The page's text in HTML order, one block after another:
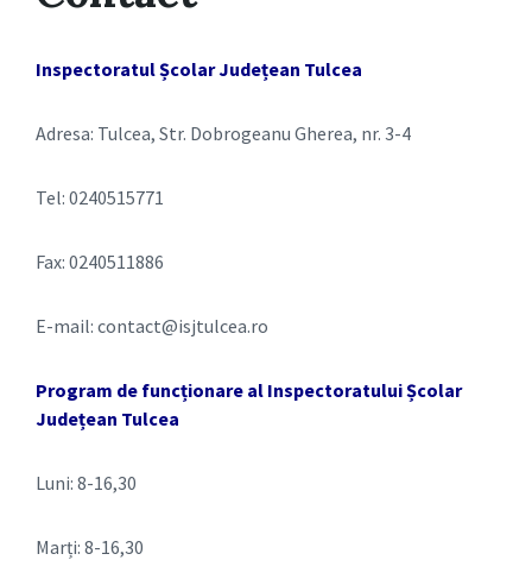
Inspectoratul Școlar Județean Tulcea
Adresa: Tulcea, Str. Dobrogeanu Gherea, nr. 3-4
Tel: 0240515771
Fax: 0240511886
E-mail: contact@isjtulcea.ro
Program de funcționare al Inspectoratului Școlar
Județean Tulcea
Luni: 8-16,30
Marți: 8-16,30